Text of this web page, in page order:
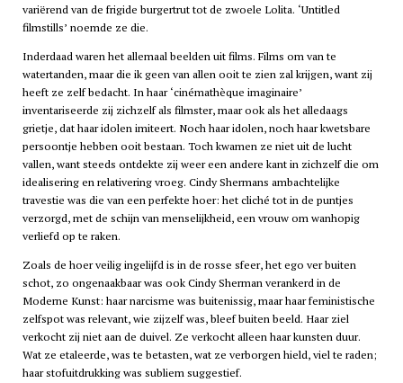
variërend van de frigide burgertrut tot de zwoele Lolita. ‘Untitled
filmstills’ noemde ze die.
Inderdaad waren het allemaal beelden uit films. Films om van te
watertanden, maar die ik geen van allen ooit te zien zal krijgen, want zij
heeft ze zelf bedacht. In haar ‘cinémathèque imaginaire’
inventariseerde zij zichzelf als filmster, maar ook als het alledaags
grietje, dat haar idolen imiteert. Noch haar idolen, noch haar kwetsbare
persoontje hebben ooit bestaan. Toch kwamen ze niet uit de lucht
vallen, want steeds ontdekte zij weer een andere kant in zichzelf die om
idealisering en relativering vroeg. Cindy Shermans ambachtelijke
travestie was die van een perfekte hoer: het cliché tot in de puntjes
verzorgd, met de schijn van menselijkheid, een vrouw om wanhopig
verliefd op te raken.
Zoals de hoer veilig ingelijfd is in de rosse sfeer, het ego ver buiten
schot, zo ongenaakbaar was ook Cindy Sherman verankerd in de
Moderne Kunst: haar narcisme was buitenissig, maar haar feministische
zelfspot was relevant, wie zijzelf was, bleef buiten beeld. Haar ziel
verkocht zij niet aan de duivel. Ze verkocht alleen haar kunsten duur.
Wat ze etaleerde, was te betasten, wat ze verborgen hield, viel te raden;
haar stofuitdrukking was subliem suggestief.